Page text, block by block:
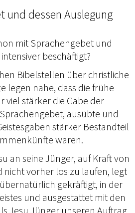
und dessen Auslegung
mit Sprachengebet und
beschäftigt?
Bibelstellen über christliche
legen nahe, dass die frühe
viel stärker die Gabe der
ausübte und
stärker Bestandteil
waren.
an seine Jünger, auf Kraft von
nicht vorher los zu laufen, legt
gekräftigt, in der
und ausgestattet mit den
Jesu Jünger unseren Auftrag